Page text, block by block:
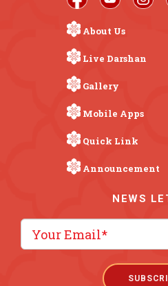
About Us
Live Darshan
Gallery
Mobile Apps
Quick Link
Announcement
NEWS